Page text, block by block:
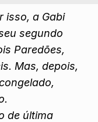
isso, a Gabi
segundo
Paredões,
Mas, depois,
de última